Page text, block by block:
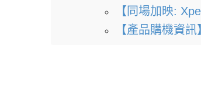
【同場加映:
【產品購機資訊